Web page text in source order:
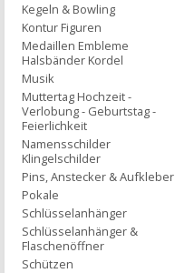
Kegeln & Bowling
Kontur Figuren
Medaillen Embleme
Halsbänder Kordel
Musik
Muttertag Hochzeit -
Verlobung - Geburtstag -
Feierlichkeit
Namensschilder
Klingelschilder
Pins, Anstecker & Aufkleber
Pokale
Schlüsselanhänger
Schlüsselanhänger &
Flaschenöffner
Schützen